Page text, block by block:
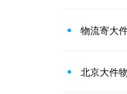
物流寄大
北京大件